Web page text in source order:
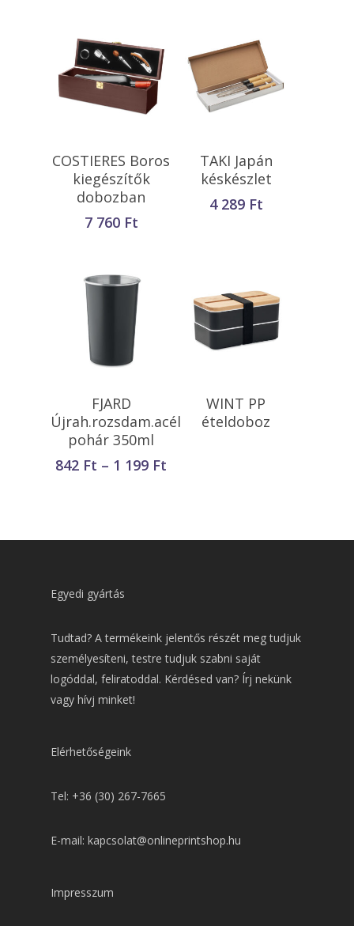
Kosárba
Teszem
COSTIERES Boros
kiegészítők
dobozban
7 760 Ft
Kosárba
Teszem
TAKI Japán
késkészlet
4 289 Ft
Opciók Választása
FJARD
Újrah.rozsdam.acél
pohár 350ml
842 Ft – 1 199 Ft
Tovább Olvasom
WINT PP
ételdoboz
Egyedi gyártás
Tudtad? A termékeink jelentős részét meg tudjuk
személyesíteni, testre tudjuk szabni saját
logóddal, feliratoddal. Kérdésed van? Írj nekünk
vagy hívj minket!
Elérhetőségeink
Tel: +36 (30) 267-7665
E-mail: kapcsolat@onlineprintshop.hu
Impresszum